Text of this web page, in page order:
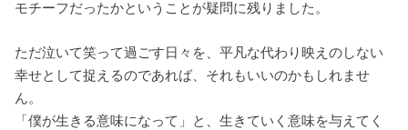
モチーフだったかということが疑問に残りました。
ただ泣いて笑って過ごす日々を、平凡な代わり映えのしない
幸せとして捉えるのであれば、それもいいのかもしれませ
ん。
「僕が生きる意味になって」と、生きていく意味を与えてく